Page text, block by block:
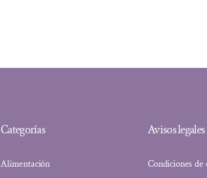
Categorías
Alimentación
Avisos legales
Condiciones de